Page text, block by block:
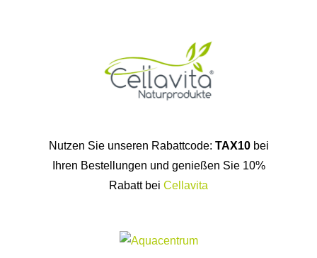
Nutzen Sie unseren Rabattcode: TAX10bei
Ihren Bestellungen und genießen Sie 10%
Rabatt bei Cellavita